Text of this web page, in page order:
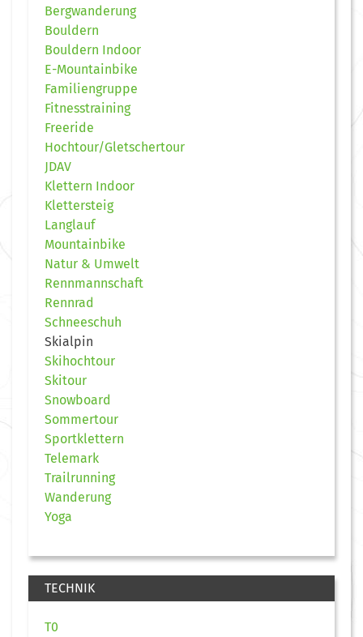
Bergwanderung
Bouldern
Bouldern Indoor
E-Mountainbike
Familiengruppe
Fitnesstraining
Freeride
Hochtour/Gletschertour
JDAV
Klettern Indoor
Klettersteig
Langlauf
Mountainbike
Natur & Umwelt
Rennmannschaft
Rennrad
Schneeschuh
Skialpin
Skihochtour
Skitour
Snowboard
Sommertour
Sportklettern
Telemark
Trailrunning
Wanderung
Yoga
TECHNIK
T0